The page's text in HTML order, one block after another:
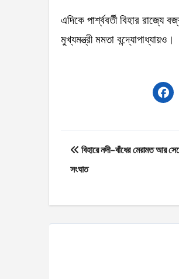
এদিকে পার্শ্ববর্তী বিহার রাজ্যে
মুখ্যমন্ত্রী মমতা বন্দ্যোপাধ্যায়ও।
Post
navigation
বিহারে নদী-বাঁধের মেরামত আর
সংঘাত